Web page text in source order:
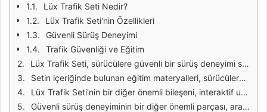
Lüx Trafik Seti Nedir?
Lüx Trafik Seti'nin Özellikleri
Güvenli Sürüş Deneyimi
Trafik Güvenliği ve Eğitim
Lüx Trafik Seti, sürücülere güvenli bir sürüş deneyimi sağlamak için tasarlanmış kapsamlı bir araçtır. Bu set, hem yeni başlayanlar hem de tecrübeli sürücüler için önemli bir kaynak sunar. İçerisinde yer alan çeşitli öğeler, sürücülerin yol güvenliğini artırarak, olası kazaların önüne geçmeyi hedefler. Günümüzde, trafik kazalarının büyük bir kısmı dikkatsizlik veya yetersiz bilgi nedeniyle gerçekleşmektedir. Lüx Trafik Seti, bu tür sorunları minimize etmek için geliştirilmiştir.
Setin içeriğinde bulunan eğitim materyalleri, sürücülere trafik kuralları, işaretler ve güvenli sürüş teknikleri hakkında kapsamlı bilgi sağlar. Bu materyaller, görsel ve işitsel öğelerle desteklenerek daha etkili bir öğrenme deneyimi sunar. Ayrıca, setin içinde yer alan pratik kılavuzlar sayesinde sürücüler, gerçek hayatta karşılaşabilecekleri durumlara yönelik hazırlık yapma imkanı bulurlar. Böylece, sürüş esnasında karşılaşabilecekleri zorluklara daha hazırlıklı olurlar.
Lüx Trafik Seti'nin bir diğer önemli bileşeni, interaktif uygulamalardır. Bu uygulamalar, sürücülerin trafik kurallarını pekiştirmesine ve pratik yapmasına yardımcı olur. Sürücüler, simüle edilmiş sürüş senaryolarında kendilerini test edebilir ve hatalarını görerek öğrenebilirler. Bu tür uygulamalar, sürücülerin gerçek hayatta karşılaşabilecekleri durumları daha iyi anlamalarına ve bu durumlarla başa çıkma becerilerini geliştirmelerine olanak tanır.
Güvenli sürüş deneyiminin bir diğer önemli parçası, araç içinde yer alan güvenlik ekipmanlarıdır. Lüx Trafik Seti, çeşitli güvenlik ekipmanlarıyla donatılmıştır. Bu ekipmanlar, sürücülerin ve yolcuların güvenliğini artırırken, kaza anında olası yaralanmaların da önüne geçer. Setin içeriğindeki ekipmanın kalitesi ve işlevselliği, sürücülere güvenli bir yolculuk sağlamak amacıyla titizlikle seçilmiştir.